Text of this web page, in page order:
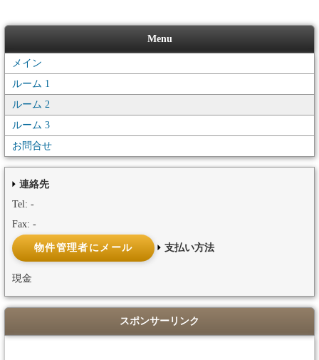
Menu
メイン
ルーム 1
ルーム 2
ルーム 3
お問合せ
連絡先
Tel: -
Fax: -
支払い方法
現金
スポンサーリンク